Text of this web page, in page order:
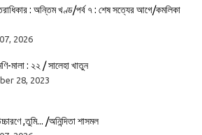
: অন্তিম খণ্ড/পর্ব ৭ : শেষ সত্যের আগে/কমলিকা
2026
মালা : ২২ / সালেহা খাতুন
28, 2023
,তুমি... /অনিন্দিতা শাসমল